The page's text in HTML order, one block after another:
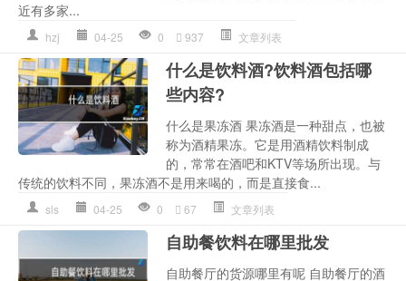
近有多家...
hzj 04-25 0 937 文章列表
什么是饮料酒?饮料酒包括哪
些内容?
什么是果冻酒 果冻酒是一种甜点，也被
称为酒精果冻。它是用酒精饮料制成
的，常常在酒吧和KTV等场所出现。与
传统的饮料不同，果冻酒不是用来喝的，而是直接食...
sls 04-25 0 67 文章列表
自助餐饮料在哪里批发
自助餐厅的货源哪里有呢 自助餐厅的酒